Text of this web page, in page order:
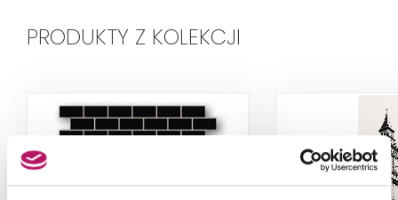
PRODUKTY Z KOLEKCJI